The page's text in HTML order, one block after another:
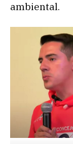
ambiental.